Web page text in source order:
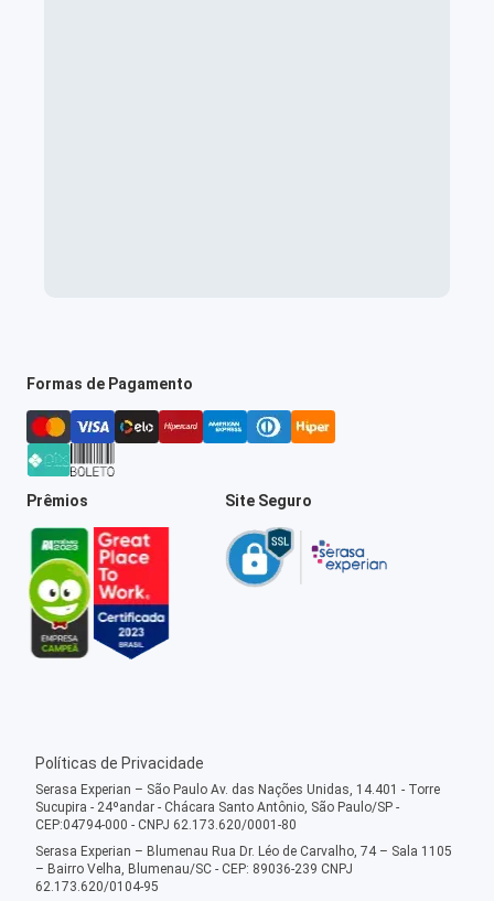
Formas de Pagamento
Prêmios Site Seguro
Políticas de Privacidade
Serasa Experian – São Paulo Av. das Nações Unidas, 14.401 - Torre
Sucupira - 24ºandar - Chácara Santo Antônio, São Paulo/SP -
CEP:04794-000 - CNPJ 62.173.620/0001-80
Serasa Experian – Blumenau Rua Dr. Léo de Carvalho, 74 – Sala 1105
– Bairro Velha, Blumenau/SC - CEP: 89036-239 CNPJ
62.173.620/0104-95